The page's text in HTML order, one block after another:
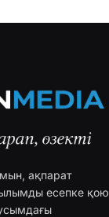
ақпарат
есепке қою